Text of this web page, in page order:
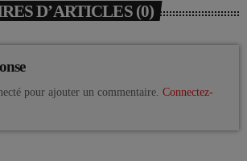
D’ARTICLES (0)
pour ajouter un commentaire. Connectez-